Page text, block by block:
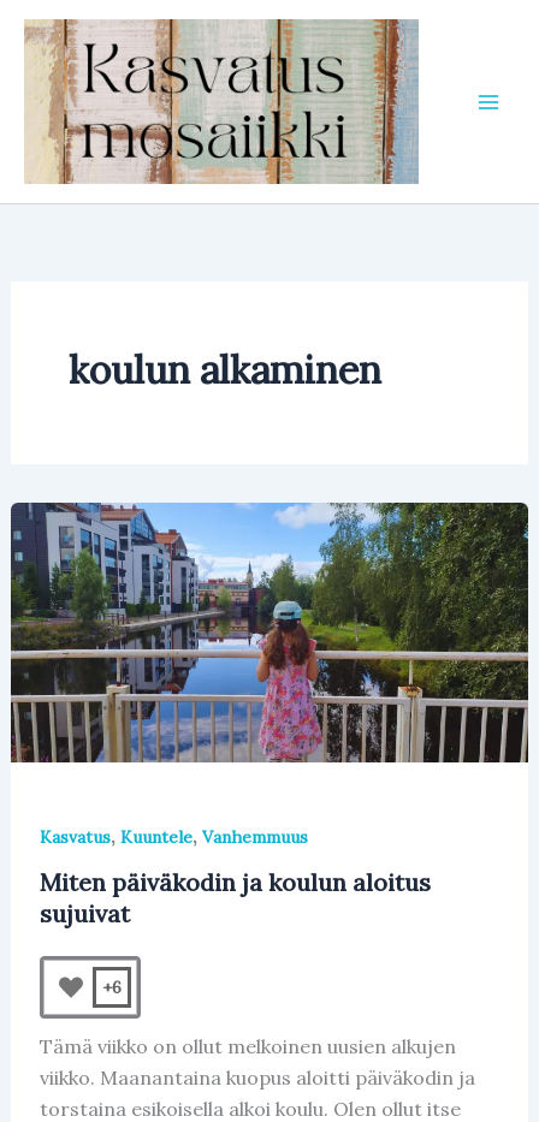
Siirry
sisältöön
koulun alkaminen
Kasvatus, Kuuntele, Vanhemmuus
Miten päiväkodin ja koulun aloitus
sujuivat
+6
Tämä viikko on ollut melkoinen uusien alkujen
viikko. Maanantaina kuopus aloitti päiväkodin ja
torstaina esikoisella alkoi koulu. Olen ollut itse